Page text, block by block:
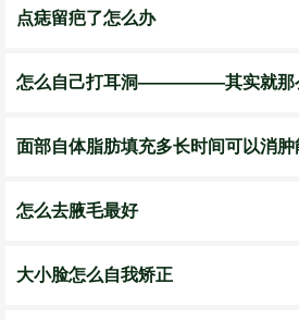
点痣留疤了怎么办
怎么自己打耳洞—————其实就那
面部自体脂肪填充多长时间可以消肿
怎么去腋毛最好
大小脸怎么自我矫正